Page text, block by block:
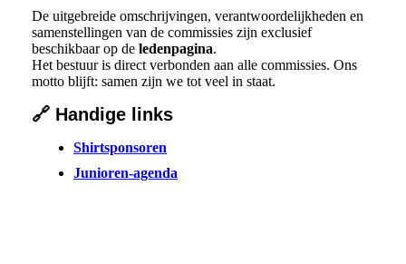
De uitgebreide omschrijvingen, verantwoordelijkheden en
samenstellingen van de commissies zijn exclusief
beschikbaar op de ledenpagina.
Het bestuur is direct verbonden aan alle commissies. Ons
motto blijft: samen zijn we tot veel in staat.
🔗 Handige links
Shirtsponsoren
Junioren‑agenda